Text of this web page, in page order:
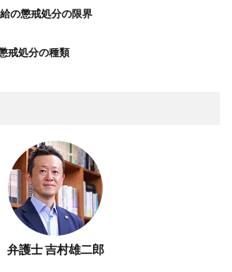
の懲戒処分の限界
戒処分の種類
弁護士 吉村雄二郎